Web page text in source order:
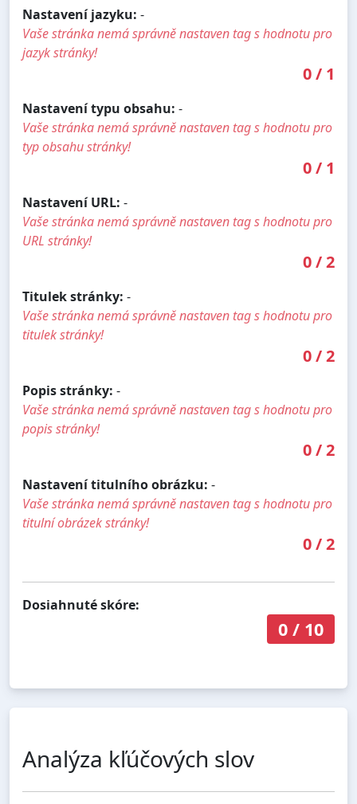
Nastavení jazyku: -
Vaše stránka nemá správně nastaven tag s hodnotu pro
jazyk stránky!
0/ 1
Nastavení typu obsahu: -
Vaše stránka nemá správně nastaven tag s hodnotu pro
typ obsahu stránky!
0/ 1
Nastavení URL: -
Vaše stránka nemá správně nastaven tag s hodnotu pro
URL stránky!
0/2
Titulek stránky: -
Vaše stránka nemá správně nastaven tag s hodnotu pro
titulek stránky!
0/2
Popis stránky: -
Vaše stránka nemá správně nastaven tag s hodnotu pro
popis stránky!
0/2
Nastavení titulního obrázku: -
Vaše stránka nemá správně nastaven tag s hodnotu pro
titulní obrázek stránky!
0/2
Dosiahnuté skóre:
0/ 10
Analýza kľúčových slov